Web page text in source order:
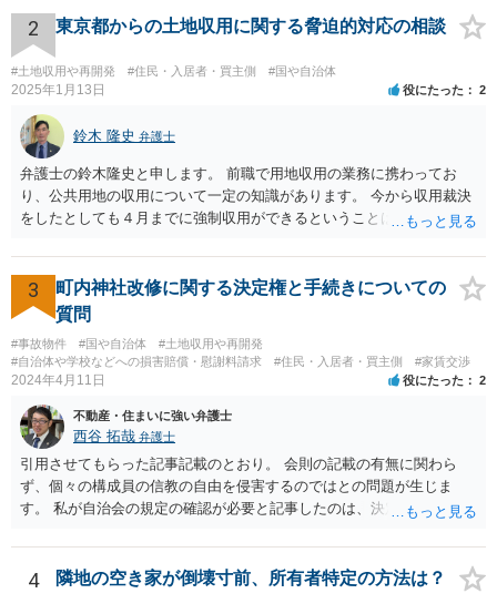
2 東京都からの土地収用に関する脅迫的対応の相談
#土地収用や再開発 #住民・入居者・買主側 #国や自治体
2025年1月13日 役にたった 2
鈴木 隆史 弁護士
弁護士の鈴木隆史と申します。 前職で用地収用の業務に携わってお
り、公共用地の収用について一定の知識があります。 今から収用裁決
をしたとしても４月までに強制収用ができるということは考え難く、
法律相談のポータルサイトからお電話やメールをいただければと思い
ます。
3
町内神社改修に関する決定権と手続きについての
質問
#事故物件 #国や自治体
#土地収用や再開発
#自治体や学校などへの損害賠償・慰謝料請求
#住民・入居者・買主側 #家賃交渉
2024年4月11日 役にたった 2
不動産・住まいに強い弁護士
西谷 拓哉 弁護士
引用させてもらった記事記載のとおり。 会則の記載の有無に関わら
ず、個々の構成員の信教の自由を侵害するのではとの問題が生じま
す。 私が自治会の規定の確認が必要と記事したのは、決定権の話では
の積立金なるものを集めているのたのかという始まりの点から背景事
情が不明なためです。
4 隣地の空き家が倒壊寸前、所有者特定の方法は？